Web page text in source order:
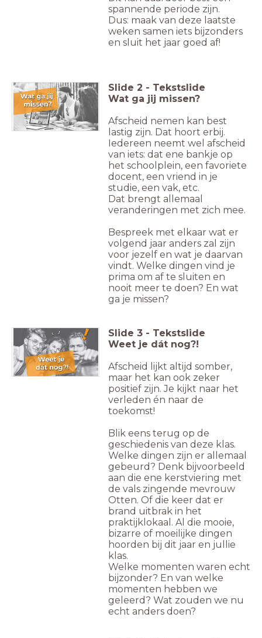
spannende periode zijn.
Dus: maak van deze laatste
weken samen iets bijzonders
en sluit het jaar goed af!
Slide 2 - Tekstslide
Wat ga jij missen?
Afscheid nemen kan best
lastig zijn. Dat hoort erbij.
Iedereen neemt wel afscheid
van iets: dat ene bankje op
het schoolplein, een favoriete
docent, een vriend in je
studie, een vak, etc.
Dat brengt allemaal
veranderingen met zich mee.
Bespreek met elkaar wat er
volgend jaar anders zal zijn
voor jezelf en wat je daarvan
vindt. Welke dingen vind je
prima om af te sluiten en
nooit meer te doen? En wat
ga je missen?
Slide 3 - Tekstslide
Weet je dát nog?!
Afscheid lijkt altijd somber,
maar het kan ook zeker
positief zijn. Je kijkt naar het
verleden én naar de
toekomst!
Blik eens terug op de
geschiedenis van deze klas.
Welke dingen zijn er allemaal
gebeurd? Denk bijvoorbeeld
aan die ene kerstviering met
de vals zingende mevrouw
Otten. Of die keer dat er
brand uitbrak in het
praktijklokaal. Al die mooie,
bizarre of moeilijke dingen
hoorden bij dit jaar en jullie
klas.
Welke momenten waren echt
bijzonder? En van welke
momenten hebben we
geleerd? Wat zouden we nu
echt anders doen?